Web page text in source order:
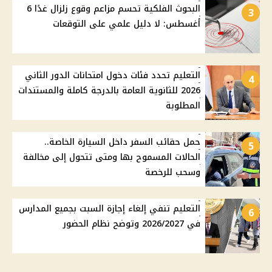
3
البحوث الفلكية تحسم مزاعم وقوع زلزال غدًا 6
أغسطس: لا دليل علمي على التوقعات
4
التعليم تحدد فئات دخول امتحانات الدور الثاني
2026 للثانوية العامة بالدرجة كاملة والمستندات
المطلوبة
5
حمل حقائب السفر داخل السيارة الخاصة..
الحالات المسموح بها ومتى تتحول إلى مخالفة
وسحب للرخصة
6
التعليم تنفي إلغاء إجازة السبت بجميع المدارس
في 2026/2027 وتوضح نظام الحضور